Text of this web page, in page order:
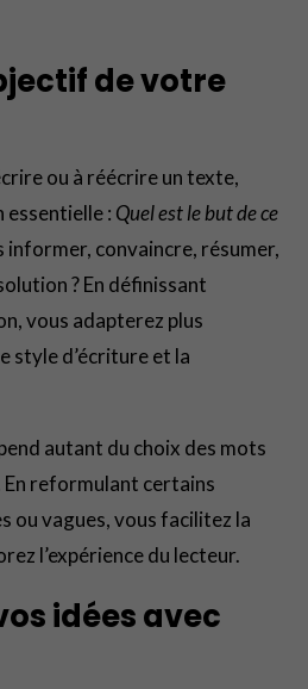
de votre
ou à réécrire un texte,
essentielle : Quel est le but de ce
convaincre, résumer,
? En définissant
vous adapterez plus
style d’écriture et la
autant du choix des mots
En reformulant certains
ou vagues, vous facilitez la
l’expérience du lecteur.
idées avec